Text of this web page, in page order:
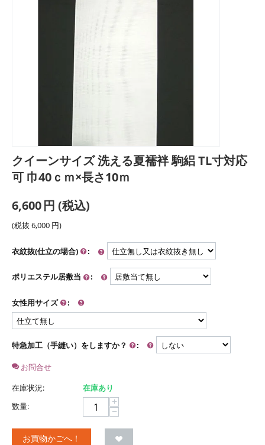
クイーンサイズ 洗える夏襦袢 駒絽 TL寸対応
可 巾40ｃｍ×長さ10ｍ
6,600円 (税込)
(税抜 6,000 円)
衣紋抜(仕立の場合) :
ポリエステル居敷当 :
女性用サイズ :
特急加工（手縫い）をしますか？ :
お問合せ
在庫状況:
在庫あり
数量:
+
−
お買物かごへ！